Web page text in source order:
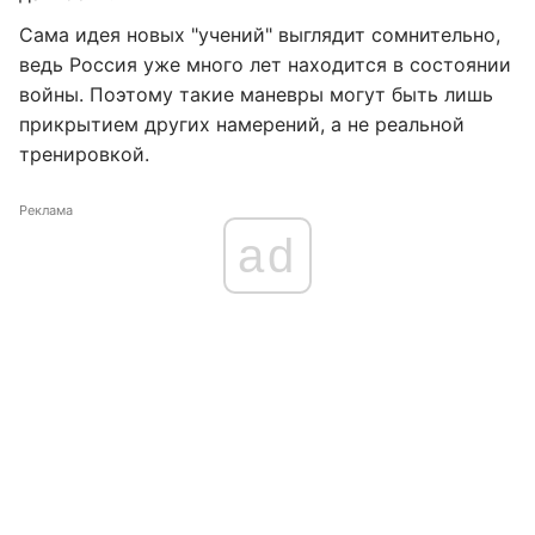
Сама идея новых "учений" выглядит сомнительно,
ведь Россия уже много лет находится в состоянии
войны. Поэтому такие маневры могут быть лишь
прикрытием других намерений, а не реальной
тренировкой.
Реклама
ad